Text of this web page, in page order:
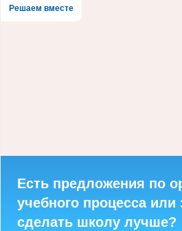
Решаем вместе
Есть предложения по
учебного процесса или
сделать школу лучше?